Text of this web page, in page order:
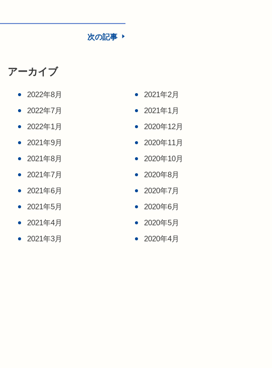
次の記事
アーカイブ
2022年8月
2022年7月
2022年1月
2021年9月
2021年8月
2021年7月
2021年6月
2021年5月
2021年4月
2021年3月
2021年2月
2021年1月
2020年12月
2020年11月
2020年10月
2020年8月
2020年7月
2020年6月
2020年5月
2020年4月